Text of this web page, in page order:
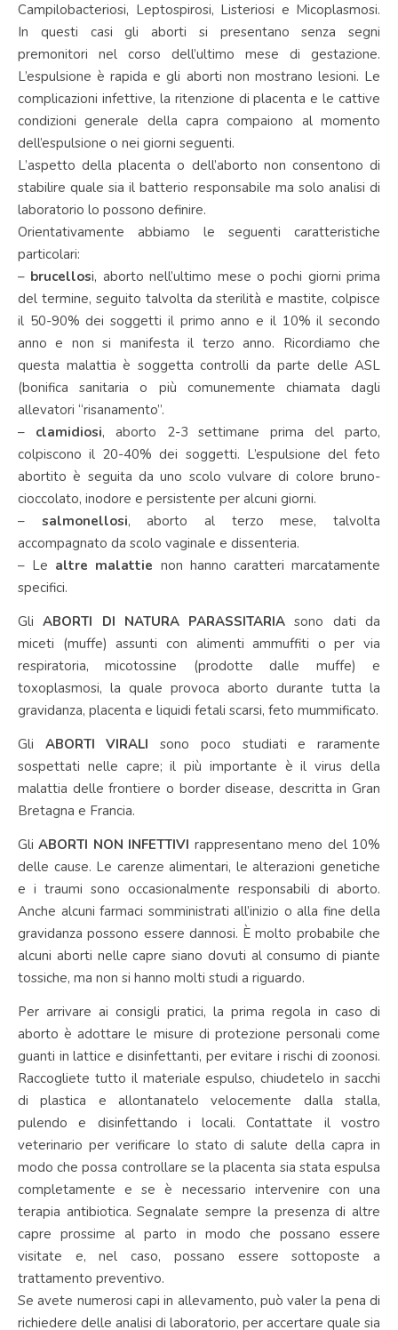
Campilobacteriosi, Leptospirosi, Listeriosi e Micoplasmosi.
In questi casi gli aborti si presentano senza segni
premonitori nel corso dell’ultimo mese di gestazione.
L’espulsione è rapida e gli aborti non mostrano lesioni. Le
complicazioni infettive, la ritenzione di placenta e le cattive
condizioni generale della capra compaiono al momento
dell’espulsione o nei giorni seguenti.
L’aspetto della placenta o dell’aborto non consentono di
stabilire quale sia il batterio responsabile ma solo analisi di
laboratorio lo possono definire.
Orientativamente abbiamo le seguenti caratteristiche
particolari:
– brucellosi, aborto nell’ultimo mese o pochi giorni prima
del termine, seguito talvolta da sterilità e mastite, colpisce
il 50-90% dei soggetti il primo anno e il 10% il secondo
anno e non si manifesta il terzo anno. Ricordiamo che
questa malattia è soggetta controlli da parte delle ASL
(bonifica sanitaria o più comunemente chiamata dagli
allevatori “risanamento”.
– clamidiosi, aborto 2-3 settimane prima del parto,
colpiscono il 20-40% dei soggetti. L’espulsione del feto
abortito è seguita da uno scolo vulvare di colore bruno-
cioccolato, inodore e persistente per alcuni giorni.
– salmonellosi, aborto al terzo mese, talvolta
accompagnato da scolo vaginale e dissenteria.
– Le altre malattie non hanno caratteri marcatamente
specifici.
GliABORTI DI NATURA PARASSITARIA sono dati da
miceti (muffe) assunti con alimenti ammuffiti o per via
respiratoria, micotossine (prodotte dalle muffe) e
toxoplasmosi, la quale provoca aborto durante tutta la
gravidanza, placenta e liquidi fetali scarsi, feto mummificato.
Gli ABORTI VIRALI sono poco studiati e raramente
sospettati nelle capre; il più importante è il virus della
malattia delle frontiere o border disease, descritta in Gran
Bretagna e Francia.
GliABORTI NON INFETTIVI rappresentano meno del 10%
delle cause. Le carenze alimentari, le alterazioni genetiche
e i traumi sono occasionalmente responsabili di aborto.
Anche alcuni farmaci somministrati all’inizio o alla fine della
gravidanza possono essere dannosi. È molto probabile che
alcuni aborti nelle capre siano dovuti al consumo di piante
tossiche, ma non si hanno molti studi a riguardo.
Per arrivare ai consigli pratici, la prima regola in caso di
aborto è adottare le misure di protezione personali come
guanti in lattice e disinfettanti, per evitare i rischi di zoonosi.
Raccogliete tutto il materiale espulso, chiudetelo in sacchi
di plastica e allontanatelo velocemente dalla stalla,
pulendo e disinfettando i locali. Contattate il vostro
veterinario per verificare lo stato di salute della capra in
modo che possa controllare se la placenta sia stata espulsa
completamente e se è necessario intervenire con una
terapia antibiotica. Segnalate sempre la presenza di altre
capre prossime al parto in modo che possano essere
visitate e, nel caso, possano essere sottoposte a
trattamento preventivo.
Se avete numerosi capi in allevamento, può valer la pena di
richiedere delle analisi di laboratorio, per accertare quale sia